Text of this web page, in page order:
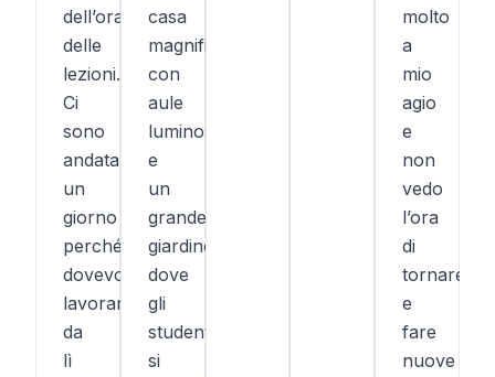
dell’orario
delle
lezioni.
Ci
sono
andata
un
giorno
perché
dovevo
lavorare
da
lì
casa
magnifica,
con
aule
luminose
e
un
grande
giardino
dove
gli
studenti
si
molto
a
mio
agio
e
non
vedo
l’ora
di
tornare
e
fare
nuove